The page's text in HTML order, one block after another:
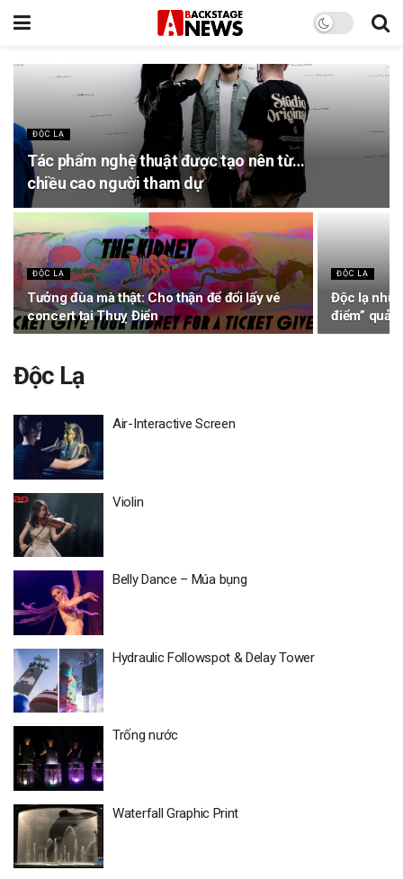
ĐỘC LẠ
Tác phẩm nghệ thuật được tạo nên từ…
chiều cao người tham dự
ĐỘC LẠ
Tưởng đùa mà thật: Cho thận để đổi lấy vé
concert tại Thuỵ Điển
ĐỘC LẠ
Độc lạ
điểm”
Độc Lạ
Air-Interactive Screen
Violin
Belly Dance – Múa bụng
Hydraulic Followspot & Delay Tower
Trống nước
Waterfall Graphic Print